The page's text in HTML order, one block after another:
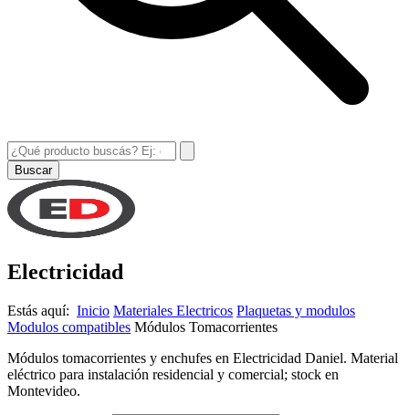
Buscar
Electricidad
Estás aquí: Inicio Materiales Electricos Plaquetas y modulos
Modulos compatibles Módulos Tomacorrientes
Módulos tomacorrientes y enchufes en Electricidad Daniel. Material
eléctrico para instalación residencial y comercial; stock en
Montevideo.